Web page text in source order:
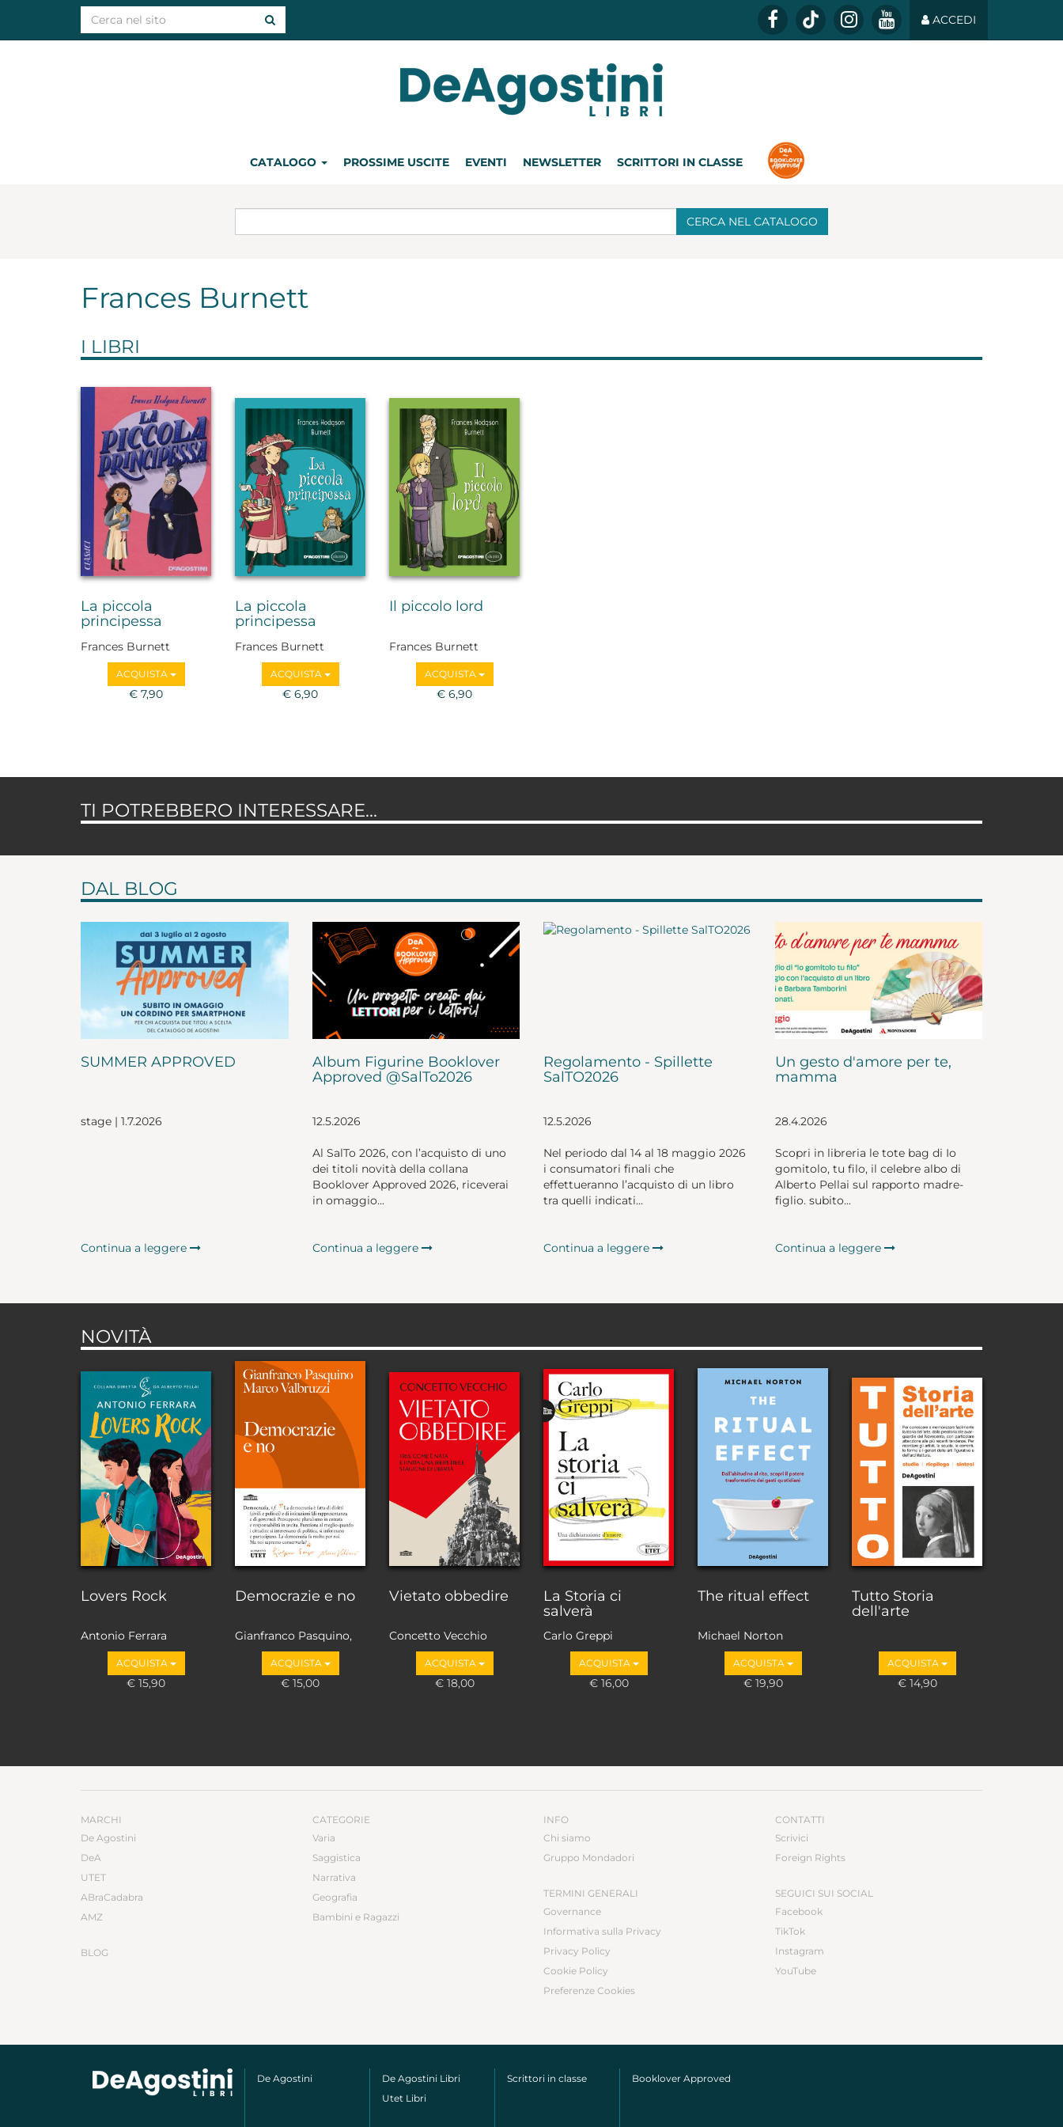
ACCEDI
CATALOGO PROSSIME USCITE EVENTI NEWSLETTER SCRITTORI IN CLASSE
CERCA NEL CATALOGO
Frances Burnett
I LIBRI
La piccola
principessa
Frances Burnett
ACQUISTA
€ 7,90
La piccola
principessa
Frances Burnett
ACQUISTA
€ 6,90
Il piccolo lord
Frances Burnett
ACQUISTA
€ 6,90
TI POTREBBERO INTERESSARE...
DAL BLOG
SUMMER APPROVED
stage | 1.7.2026
Continua a leggere
Album Figurine Booklover
Approved @SalTo2026
12.5.2026
Al SalTo 2026, con l’acquisto di uno
dei titoli novità della collana
Booklover Approved 2026, riceverai
in omaggio...
Continua a leggere
Regolamento - Spillette
SalTO2026
12.5.2026
Nel periodo dal 14 al 18 maggio 2026
i consumatori finali che
effettueranno l’acquisto di un libro
tra quelli indicati...
Continua a leggere
Un gesto d'amore per te,
mamma
28.4.2026
Scopri in libreria le tote bag di Io
gomitolo, tu filo, il celebre albo di
Alberto Pellai sul rapporto madre-
figlio. subito...
Continua a leggere
NOVITÀ
Lovers Rock
Antonio Ferrara
ACQUISTA
€ 15,90
Democrazie e no
Gianfranco Pasquino,
Marco Valbruzzi
ACQUISTA
€ 15,00
Vietato obbedire
Concetto Vecchio
ACQUISTA
€ 18,00
La Storia ci
salverà
Carlo Greppi
ACQUISTA
€ 16,00
The ritual effect
Michael Norton
ACQUISTA
€ 19,90
Tutto Storia
dell'arte
ACQUISTA
€ 14,90
MARCHI
De Agostini
DeA
UTET
ABraCadabra
AMZ
BLOG
CATEGORIE
Varia
Saggistica
Narrativa
Geografia
Bambini e Ragazzi
INFO
Chi siamo
Gruppo Mondadori
TERMINI GENERALI
Governance
Informativa sulla Privacy
Privacy Policy
Cookie Policy
Preferenze Cookies
CONTATTI
Scrivici
Foreign Rights
SEGUICI SUI SOCIAL
Facebook
TikTok
Instagram
YouTube
De Agostini
De Agostini Libri
Utet Libri
Scrittori in classe Booklover Approved